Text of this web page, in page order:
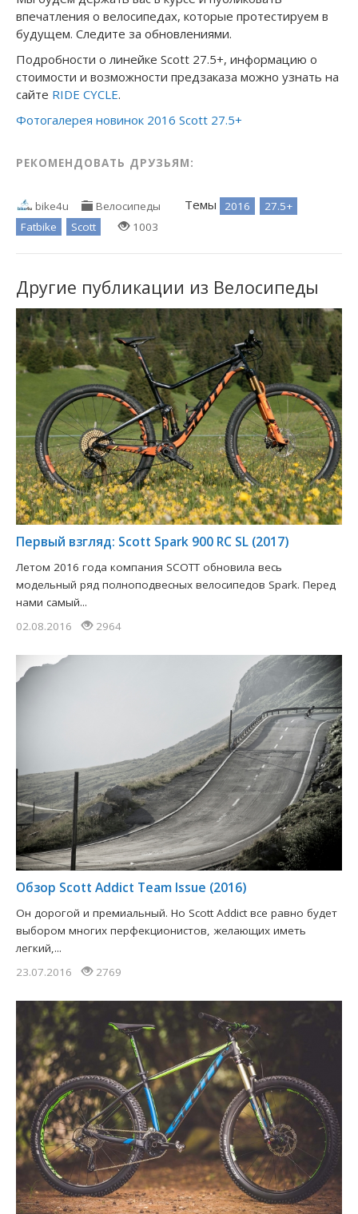
впечатления о велосипедах, которые протестируем в
будущем. Следите за обновлениями.
Подробности о линейке Scott 27.5+, информацию о
стоимости и возможности предзаказа можно узнать на
сайте RIDE CYCLE.
Фотогалерея новинок 2016 Scott 27.5+
РЕКОМЕНДОВАТЬ ДРУЗЬЯМ:
bike4u Велосипеды Темы 2016
27.5+
Fatbike
Scott 1003
Другие публикации из Велосипеды
Первый взгляд: Scott Spark 900 RC SL (2017)
Летом 2016 года компания SCOTT обновила весь
модельный ряд полноподвесных велосипедов Spark. Перед
нами самый...
02.08.2016
2964
Обзор Scott Addict Team Issue (2016)
Он дорогой и премиальный. Но Scott Addict все равно будет
выбором многих перфекционистов, желающих иметь
легкий,...
23.07.2016
2769